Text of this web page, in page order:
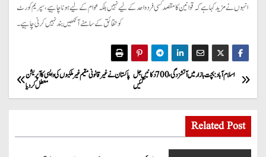
انہوں نے مزید کہا ہے کہ قوانین کا مقصد کسی فرد واحد کے لیے نہیں بلکہ عوام کے لیے ہونا چاہیے، سپریم کورٹ
کو حقائق کے سامنے آنکھیں بند نہیں کرنی چاہیے۔
P
o
s
پاکستان نے غیر قانونی مقیم غیر ملکیوں کی واپسی کا آپریشن
معطل کر دیا
اسلام آباد: بچت بازار میں آتشزدگی، 700 دکانیں جل
گئیں
Related Post